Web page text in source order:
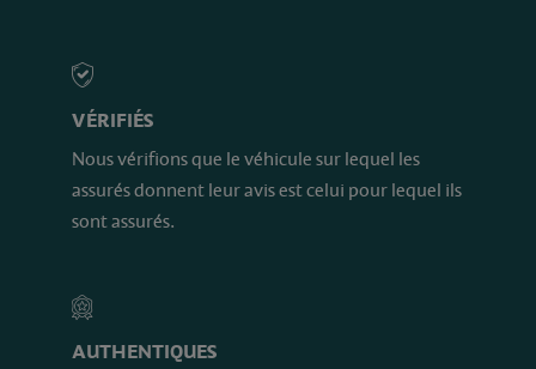
VÉRIFIÉS
Nous vérifions que le véhicule sur lequel les
assurés donnent leur avis est celui pour lequel ils
sont assurés.
AUTHENTIQUES